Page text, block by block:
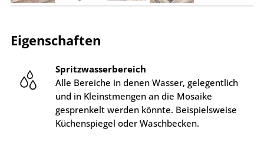
Eigenschaften
Spritzwasserbereich
Alle Bereiche in denen Wasser, gelegentlich
und in Kleinstmengen an die Mosaike
gesprenkelt werden könnte. Beispielsweise
Küchenspiegel oder Waschbecken.